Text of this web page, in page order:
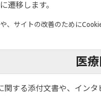
5として、内視鏡的寛解
遷移します。
、サイトの改善のために
医
関する添付文書や、インタ